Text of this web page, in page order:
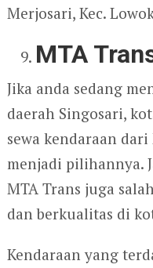
Merjosari, Kec.
MTA
Jika anda sedang
daerah Singosari,
sewa kendaraan
menjadi pilihannya.
MTA Trans juga
dan berkualitas di
Kendaraan yang